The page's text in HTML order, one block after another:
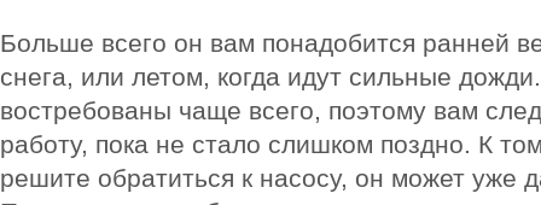
Больше всего он вам понадобится ранней
снега, или летом, когда идут сильные
востребованы чаще всего, поэтому вам
работу, пока не стало слишком поздно. К
решите обратиться к насосу, он может уже